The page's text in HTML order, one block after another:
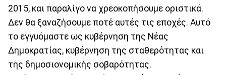
2015, και παραλίγο να χρεοκοπήσουμε οριστικά.
Δεν θα ξαναζήσουμε ποτέ αυτές τις εποχές. Αυτό
το εγγυόμαστε ως κυβέρνηση της Νέας
Δημοκρατίας, κυβέρνηση της σταθερότητας και
της δημοσιονομικής σοβαρότητας.